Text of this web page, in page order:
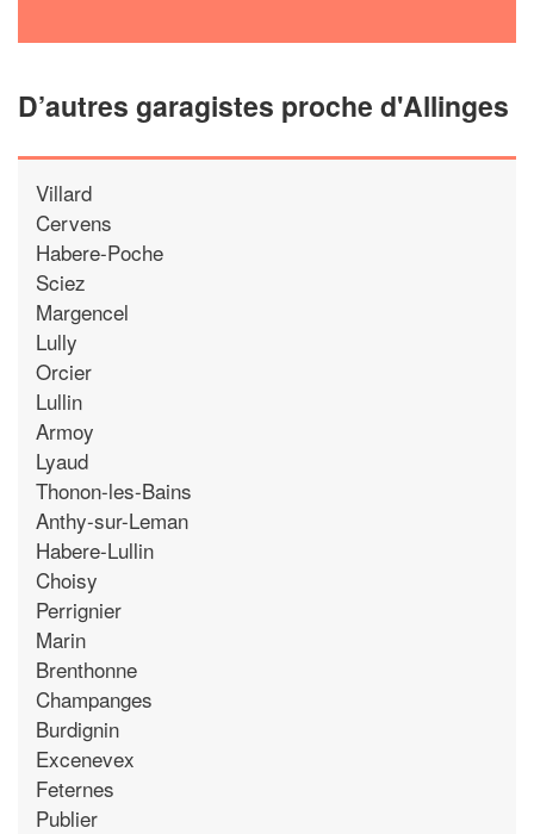
D’autres garagistes proche d'Allinges
Villard
Cervens
Habere-Poche
Sciez
Margencel
Lully
Orcier
Lullin
Armoy
Lyaud
Thonon-les-Bains
Anthy-sur-Leman
Habere-Lullin
Choisy
Perrignier
Marin
Brenthonne
Champanges
Burdignin
Excenevex
Feternes
Publier